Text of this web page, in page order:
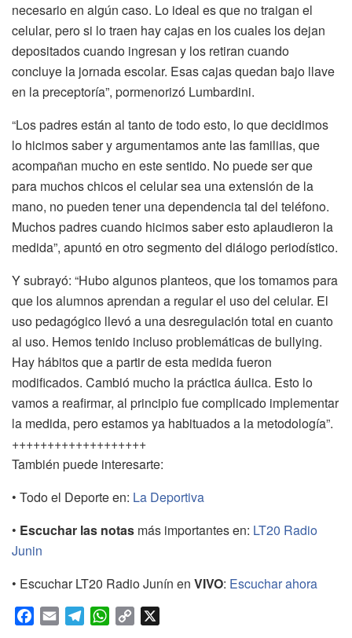
necesario en algún caso. Lo ideal es que no traigan el
celular, pero si lo traen hay cajas en los cuales los dejan
depositados cuando ingresan y los retiran cuando
concluye la jornada escolar. Esas cajas quedan bajo llave
en la preceptoría”, pormenorizó Lumbardini.
“Los padres están al tanto de todo esto, lo que decidimos
lo hicimos saber y argumentamos ante las familias, que
acompañan mucho en este sentido. No puede ser que
para muchos chicos el celular sea una extensión de la
mano, no pueden tener una dependencia tal del teléfono.
Muchos padres cuando hicimos saber esto aplaudieron la
medida”, apuntó en otro segmento del diálogo periodístico.
Y subrayó: “Hubo algunos planteos, que los tomamos para
que los alumnos aprendan a regular el uso del celular. El
uso pedagógico llevó a una desregulación total en cuanto
al uso. Hemos tenido incluso problemáticas de bullying.
Hay hábitos que a partir de esta medida fueron
modificados. Cambió mucho la práctica áulica. Esto lo
vamos a reafirmar, al principio fue complicado implementar
la medida, pero estamos ya habituados a la metodología”.
+++++++++++++++++++
También puede interesarte:
• Todo el Deporte en: La Deportiva
• Escuchar las notas más importantes en: LT20 Radio
Junin
• Escuchar LT20 Radio Junín en VIVO: Escuchar ahora
W